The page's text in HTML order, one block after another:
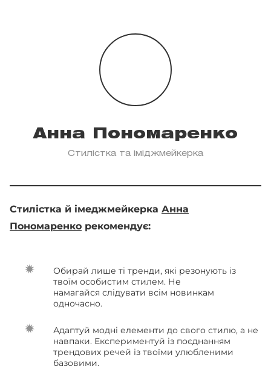
Анна Пономаренко
Стилістка та іміджмейкерка
Стилістка й імеджмейкерка Анна
Пономаренко рекомендує:
Обирай лише ті тренди, які резонують із
твоїм особистим стилем. Не
намагайся слідувати всім новинкам
одночасно.
Адаптуй модні елементи до свого стилю, а не
навпаки. Експериментуй із поєднанням
трендових речей із твоїми улюбленими
базовими.